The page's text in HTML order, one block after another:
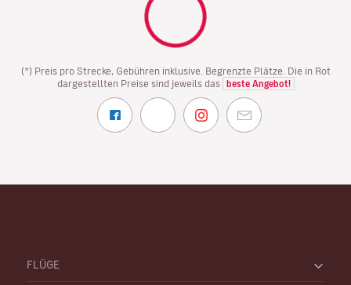
(*) Preis pro Strecke, Gebühren inklusive. Begrenzte Plätze. Die in Rot
dargestellten Preise sind jeweils das
beste Angebot!
FLÜGE